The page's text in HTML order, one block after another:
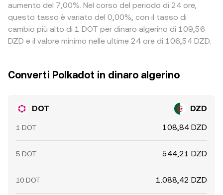
aumento del 7,00%. Nel corso del periodo di 24 ore,
questo tasso è variato del 0,00%, con il tasso di
cambio più alto di 1 DOT per dinaro algerino di 109,56
DZD e il valore minimo nelle ultime 24 ore di 106,54 DZD.
Converti Polkadot in dinaro algerino
DOT DZD
1 DOT 108,84 DZD
5 DOT 544,21 DZD
10 DOT 1.088,42 DZD